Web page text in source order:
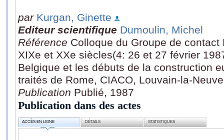
par Kurgan, Ginette
Editeur scientifique Dumoulin, Michel
Référence Colloque du Groupe de
XIXe et XXe siècles(4: 26 et 27 février
Belgique et les débuts de la construction
traités de Rome, CIACO, Louvain-la-
Publication Publié, 1987
Publication dans des actes
ACCÈS EN LIGNE DÉTAILS STATISTIQUES